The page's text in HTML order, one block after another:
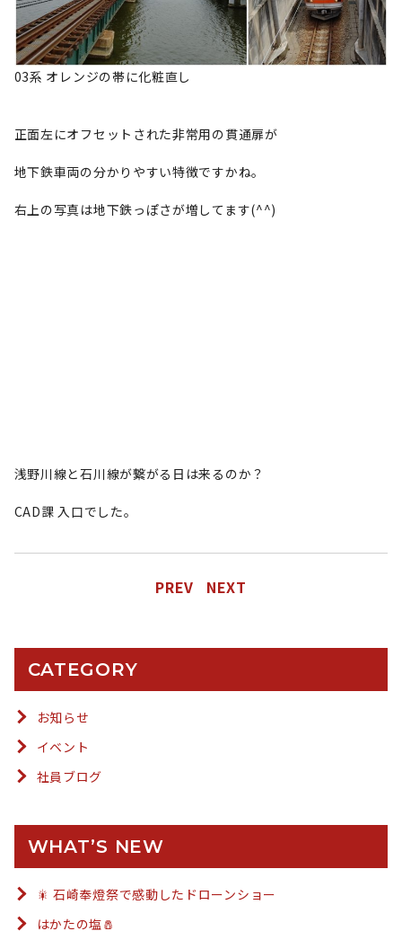
03系 オレンジの帯に化粧直し
正面左にオフセットされた非常用の貫通扉が
地下鉄車両の分かりやすい特徴ですかね。
右上の写真は地下鉄っぽさが増してます(^^)
浅野川線と石川線が繋がる日は来るのか？
CAD課 入口でした。
PREV NEXT
CATEGORY
お知らせ
イベント
社員ブログ
WHAT’S NEW
🎇 石崎奉燈祭で感動したドローンショー
はかたの塩🧂